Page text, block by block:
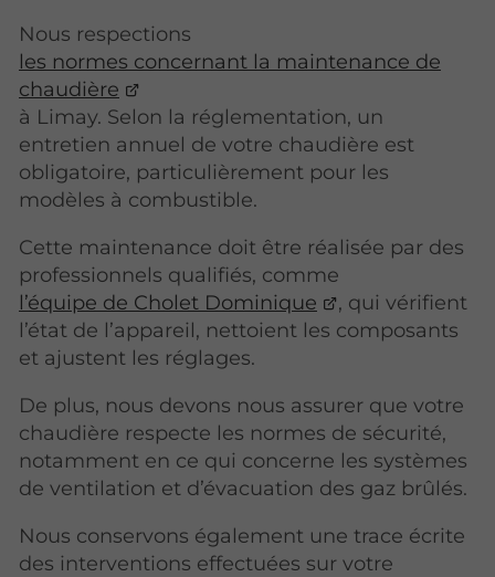
Nous respections
les normes concernant la maintenance de
chaudière
à Limay. Selon la réglementation, un
entretien annuel de votre chaudière est
obligatoire, particulièrement pour les
modèles à combustible.
Cette maintenance doit être réalisée par des
professionnels qualifiés, comme
l’équipe de Cholet Dominique
, qui vérifient
l’état de l’appareil, nettoient les composants
et ajustent les réglages.
De plus, nous devons nous assurer que votre
chaudière respecte les normes de sécurité,
notamment en ce qui concerne les systèmes
de ventilation et d’évacuation des gaz brûlés.
Nous conservons également une trace écrite
des interventions effectuées sur votre